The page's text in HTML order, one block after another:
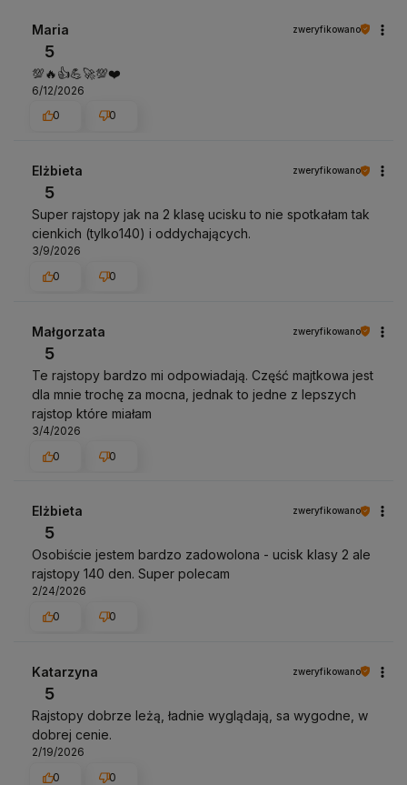
Maria zweryfikowano
5
💯🔥👍️💪🚀💯❤️
6/12/2026
0
0
Elżbieta zweryfikowano
5
Super rajstopy jak na 2 klasę ucisku to nie spotkałam tak
cienkich (tylko140) i oddychających.
3/9/2026
0
0
Małgorzata zweryfikowano
5
Te rajstopy bardzo mi odpowiadają. Część majtkowa jest
dla mnie trochę za mocna, jednak to jedne z lepszych
rajstop które miałam
3/4/2026
0
0
Elżbieta zweryfikowano
5
Osobiście jestem bardzo zadowolona - ucisk klasy 2 ale
rajstopy 140 den. Super polecam
2/24/2026
0
0
Katarzyna zweryfikowano
5
Rajstopy dobrze leżą, ładnie wyglądają, sa wygodne, w
dobrej cenie.
2/19/2026
0
0